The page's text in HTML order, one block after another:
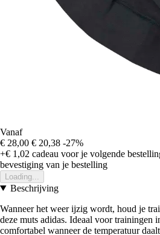
Vanaf
€ 28,00 € 20,38 -27%
+€ 1,02 cadeau voor je volgende
bevestiging van je bestelling
Loading...
Beschrijving
Wanneer het weer ijzig wordt, houd je
deze muts adidas. Ideaal voor trainingen
comfortabel wanneer de temperatuur